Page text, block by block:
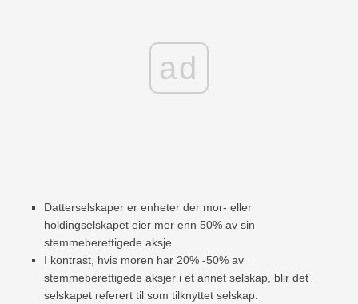
ad
Datterselskaper er enheter der mor- eller
holdingselskapet eier mer enn 50% av sin
stemmeberettigede aksje.
I kontrast, hvis moren har 20% -50% av
stemmeberettigede aksjer i et annet selskap, blir det
selskapet referert til som tilknyttet selskap.